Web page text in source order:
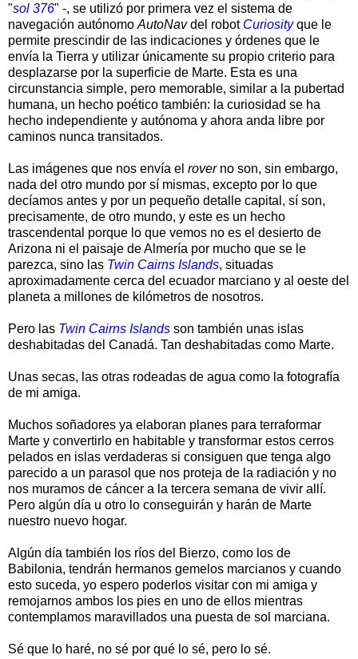
"sol 376" -, se utilizó por primera vez el sistema de
navegación autónomo AutoNavdel robot Curiosityque le
permite prescindir de las indicaciones y órdenes que le
envía la Tierra y utilizar únicamente su propio criterio para
desplazarse por la superficie de Marte. Esta es una
circunstancia simple, pero memorable, similar a la pubertad
humana, un hecho poético también: la curiosidad se ha
hecho independiente y autónoma y ahora anda libre por
caminos nunca transitados.
Las imágenes que nos envía el roverno son, sin embargo,
nada del otro mundo por sí mismas, excepto por lo que
decíamos antes y por un pequeño detalle capital, sí son,
precisamente, de otro mundo, y este es un hecho
trascendental porque lo que vemos no es el desierto de
Arizona ni el paisaje de Almería por mucho que se le
parezca, sino las Twin Cairns Islands, situadas
aproximadamente cerca del ecuador marciano y al oeste del
planeta a millones de kilómetros de nosotros.
Pero las Twin Cairns Islands son también unas islas
deshabitadas del Canadá. Tan deshabitadas como Marte.
Unas secas, las otras rodeadas de agua como la fotografía
de mi amiga.
Muchos soñadores ya elaboran planes para terraformar
Marte y convertirlo en habitable y transformar estos cerros
pelados en islas verdaderas si consiguen que tenga algo
parecido a un parasol que nos proteja de la radiación y no
nos muramos de cáncer a la tercera semana de vivir allí.
Pero algún día u otro lo conseguirán y harán de Marte
nuestro nuevo hogar.
Algún día también los ríos del Bierzo, como los de
Babilonia, tendrán hermanos gemelos marcianos y cuando
esto suceda, yo espero poderlos visitar con mi amiga y
remojarnos ambos los pies en uno de ellos mientras
contemplamos maravillados una puesta de sol marciana.
Sé que lo haré, no sé por qué lo sé, pero lo sé.